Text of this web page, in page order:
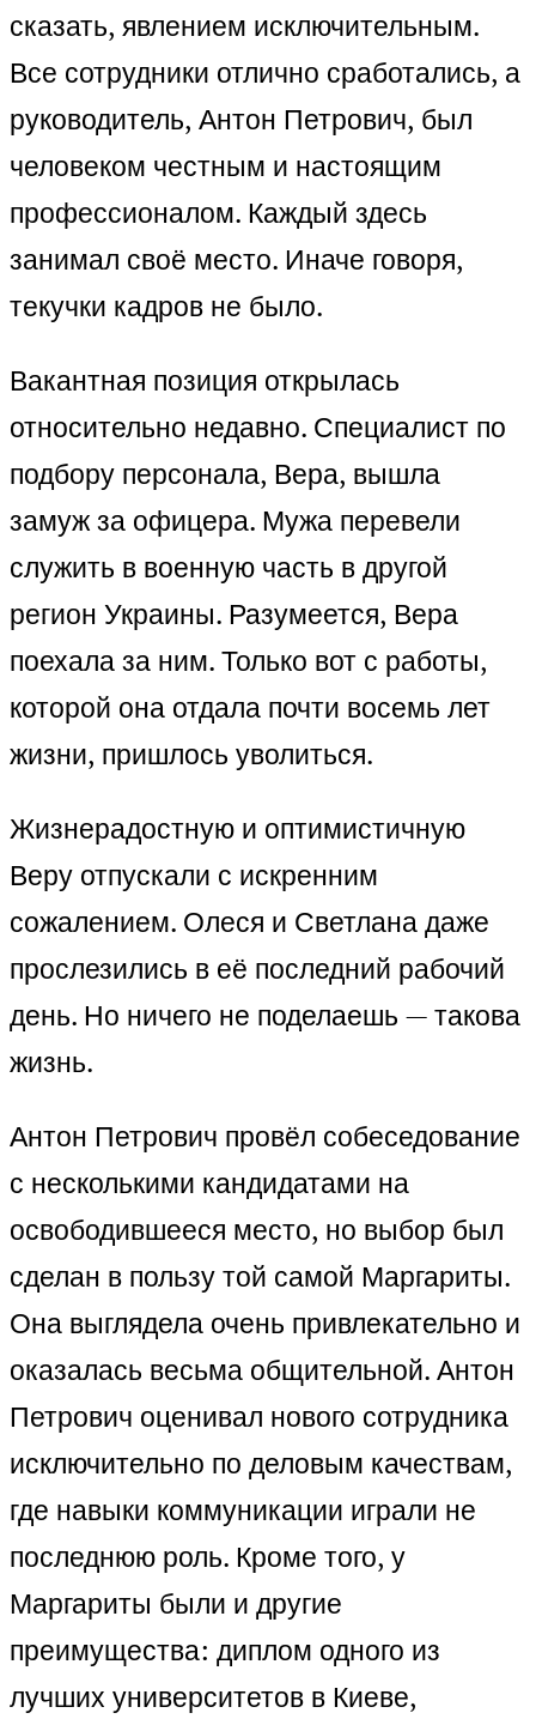
сказать, явлением исключительным.
Все сотрудники отлично сработались, а
руководитель, Антон Петрович, был
человеком честным и настоящим
профессионалом. Каждый здесь
занимал своё место. Иначе говоря,
текучки кадров не было.
Вакантная позиция открылась
относительно недавно. Специалист по
подбору персонала, Вера, вышла
замуж за офицера. Мужа перевели
служить в военную часть в другой
регион Украины. Разумеется, Вера
поехала за ним. Только вот с работы,
которой она отдала почти восемь лет
жизни, пришлось уволиться.
Жизнерадостную и оптимистичную
Веру отпускали с искренним
сожалением. Олеся и Светлана даже
прослезились в её последний рабочий
день. Но ничего не поделаешь — такова
жизнь.
Антон Петрович провёл собеседование
с несколькими кандидатами на
освободившееся место, но выбор был
сделан в пользу той самой Маргариты.
Она выглядела очень привлекательно и
оказалась весьма общительной. Антон
Петрович оценивал нового сотрудника
исключительно по деловым качествам,
где навыки коммуникации играли не
последнюю роль. Кроме того, у
Маргариты были и другие
преимущества: диплом одного из
лучших университетов в Киеве,